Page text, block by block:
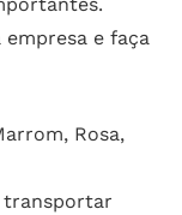
e faça
Rosa,
transportar